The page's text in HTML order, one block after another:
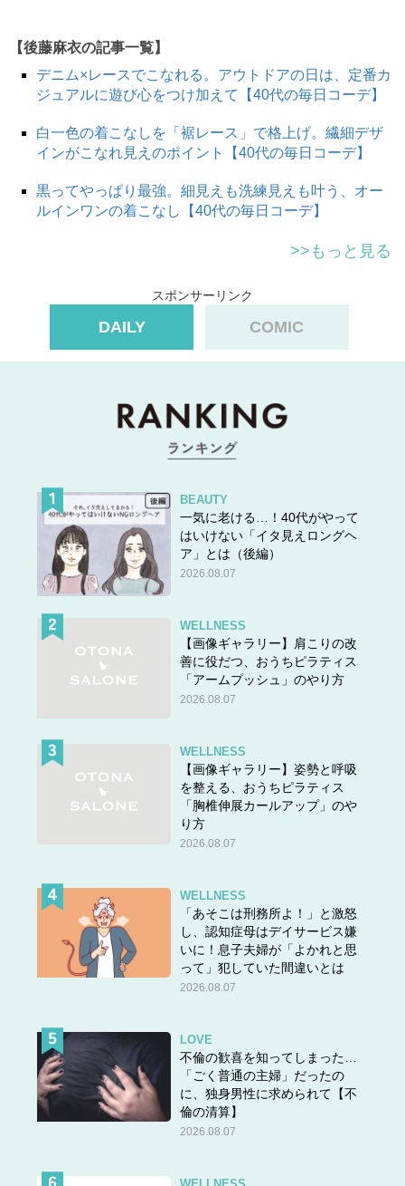
【後藤麻衣の記事一覧】
デニム×レースでこなれる。アウトドアの日は、定番カ
ジュアルに遊び心をつけ加えて【40代の毎日コーデ】
白一色の着こなしを「裾レース」で格上げ。繊細デザ
インがこなれ見えのポイント【40代の毎日コーデ】
黒ってやっぱり最強。細見えも洗練見えも叶う、オー
ルインワンの着こなし【40代の毎日コーデ】
>>もっと見る
スポンサーリンク
DAILY COMIC
BEAUTY
一気に老ける…！40代がやって
はいけない「イタ見えロングヘ
ア」とは（後編）
2026.08.07
WELLNESS
【画像ギャラリー】肩こりの改
善に役だつ、おうちピラティス
「アームプッシュ」のやり方
2026.08.07
WELLNESS
【画像ギャラリー】姿勢と呼吸
を整える、おうちピラティス
「胸椎伸展カールアップ」のや
り方
2026.08.07
WELLNESS
「あそこは刑務所よ！」と激怒
し、認知症母はデイサービス嫌
いに！息子夫婦が「よかれと思
って」犯していた間違いとは
2026.08.07
LOVE
不倫の歓喜を知ってしまった…
「ごく普通の主婦」だったの
に、独身男性に求められて【不
倫の清算】
2026.08.07